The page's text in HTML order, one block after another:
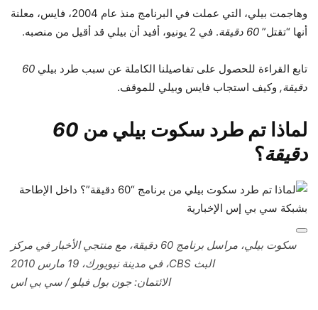
وهاجمت بيلي، التي عملت في البرنامج منذ عام 2004، فايس، معلنة
أنها “تقتل” 60 دقيقة . في 2 يونيو، أفيد أن بيلي قد أقيل من منصبه.
تابع القراءة للحصول على تفاصيلنا الكاملة عن سبب طرد بيلي 60
دقيقة, وكيف استجاب فايس وبيلي للموقف.
لماذا تم طرد سكوت بيلي من 60
دقيقة؟
سكوت بيلي، مراسل برنامج 60 دقيقة، مع منتجي الأخبار في مركز
البث CBS، في مدينة نيويورك، 19 مارس 2010
الائتمان: جون بول فيلو / سي بي اس